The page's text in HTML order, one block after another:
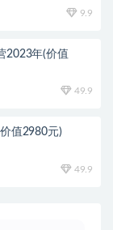
9.9
2023年(价值
49.9
值2980元)
49.9